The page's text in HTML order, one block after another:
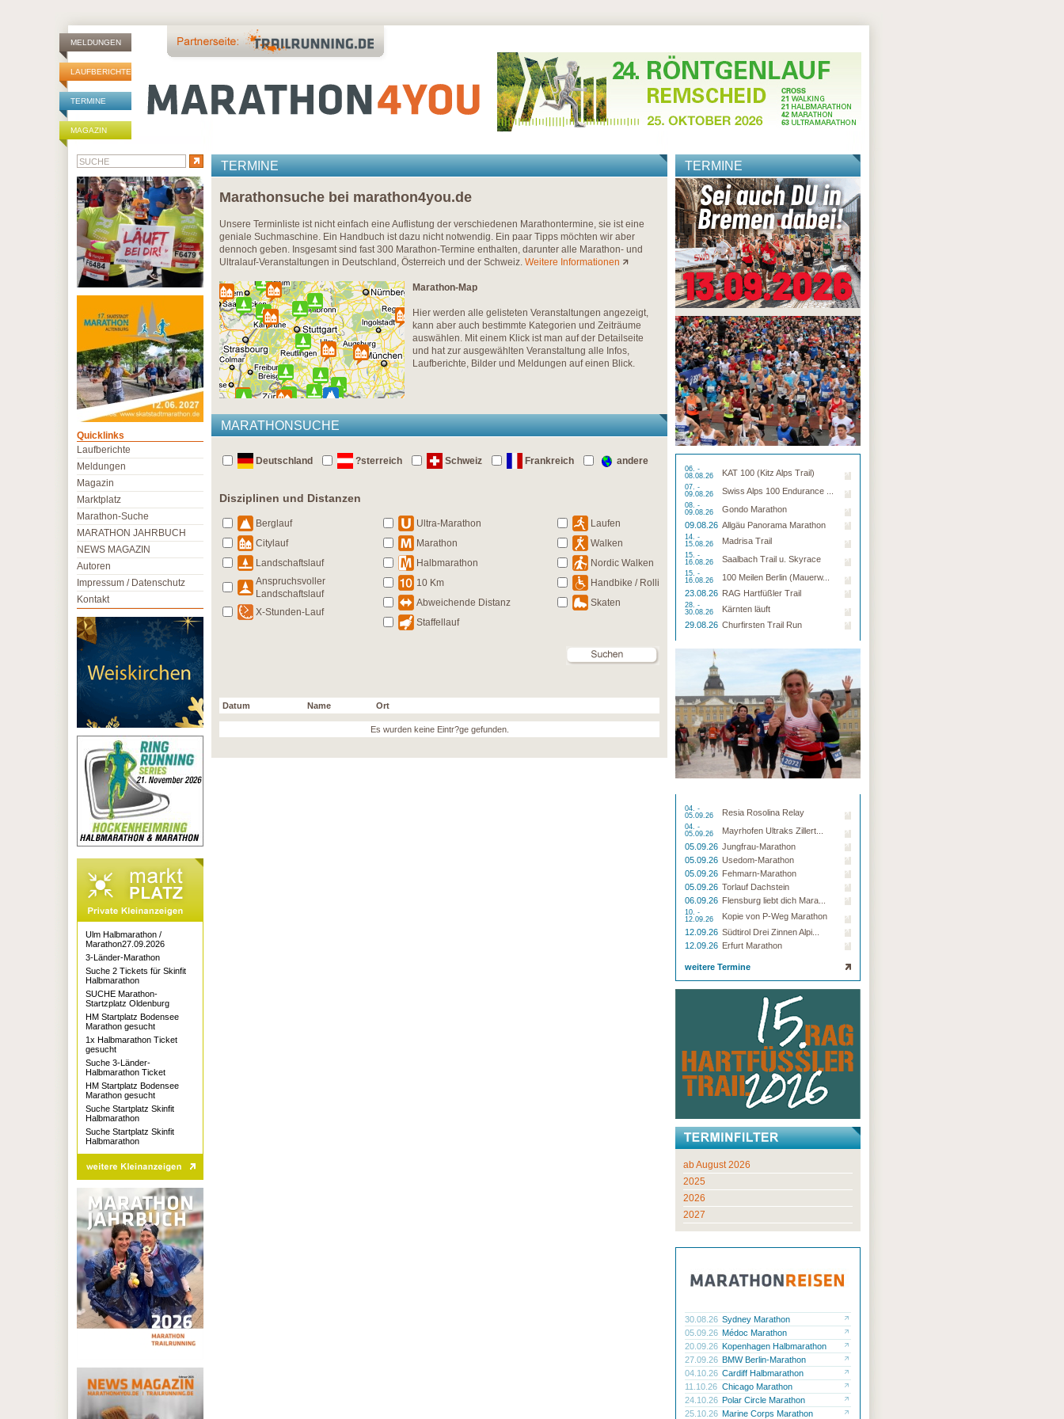
MELDUNGEN
LAUFBERICHTE
TERMINE
MAGAZIN
TERMINE
Marathonsuche bei marathon4you.de
Unsere Terminliste ist nicht einfach eine Auflistung der verschiedenen Marathontermine, sie ist eine
geniale Suchmaschine. Ein Handbuch ist dazu nicht notwendig. Ein paar Tipps möchten wir aber
dennoch geben. Insgesamt sind fast 300 Marathon-Termine enthalten, darunter alle Marathon- und
Ultralauf-Veranstaltungen in Deutschland, Österreich und der Schweiz. Weitere Informationen
Marathon-Map
Hier werden alle gelisteten Veranstaltungen angezeigt,
kann aber auch bestimmte Kategorien und Zeiträume
auswählen. Mit einem Klick ist man auf der Detailseite
und hat zur ausgewählten Veranstaltung alle Infos,
Laufberichte, Bilder und Meldungen auf einen Blick.
MARATHONSUCHE
Deutschland ?sterreich Schweiz Frankreich andere
Disziplinen und Distanzen
Berglauf
Citylauf
Landschaftslauf
Anspruchsvoller
Landschaftslauf
X-Stunden-Lauf
Ultra-Marathon
Marathon
Halbmarathon
10 Km
Abweichende Distanz
Staffellauf
Laufen
Walken
Nordic Walken
Handbike / Rolli
Skaten
Datum Name Ort
Es wurden keine Eintr?ge gefunden.
TERMINE
06. -
08.08.26
KAT 100 (Kitz Alps Trail)
07. -
09.08.26
Swiss Alps 100 Endurance ...
08. -
09.08.26
Gondo Marathon
09.08.26 Allgäu Panorama Marathon
14. -
15.08.26
Madrisa Trail
15. -
16.08.26
Saalbach Trail u. Skyrace
15. -
16.08.26
100 Meilen Berlin (Mauerw...
23.08.26 RAG Hartfüßler Trail
28. -
30.08.26
Kärnten läuft
29.08.26 Churfirsten Trail Run
04. -
05.09.26
Resia Rosolina Relay
04. -
05.09.26
Mayrhofen Ultraks Zillert...
05.09.26 Jungfrau-Marathon
05.09.26 Usedom-Marathon
05.09.26 Fehmarn-Marathon
05.09.26 Torlauf Dachstein
06.09.26 Flensburg liebt dich Mara...
10. -
12.09.26
Kopie von P-Weg Marathon
12.09.26 Südtirol Drei Zinnen Alpi...
12.09.26 Erfurt Marathon
weitere Termine
ab August 2026
2025
2026
2027
30.08.26 Sydney Marathon
05.09.26 Médoc Marathon
20.09.26 Kopenhagen Halbmarathon
27.09.26 BMW Berlin-Marathon
04.10.26 Cardiff Halbmarathon
11.10.26 Chicago Marathon
24.10.26 Polar Circle Marathon
25.10.26 Marine Corps Marathon
Quicklinks
Laufberichte
Meldungen
Magazin
Marktplatz
Marathon-Suche
MARATHON JAHRBUCH
NEWS MAGAZIN
Autoren
Impressum / Datenschutz
Kontakt
Ulm Halbmarathon /
Marathon27.09.2026
3-Länder-Marathon
Suche 2 Tickets für Skinfit
Halbmarathon
SUCHE Marathon-
Startzplatz Oldenburg
HM Startplatz Bodensee
Marathon gesucht
1x Halbmarathon Ticket
gesucht
Suche 3-Länder-
Halbmarathon Ticket
HM Startplatz Bodensee
Marathon gesucht
Suche Startplatz Skinfit
Halbmarathon
Suche Startplatz Skinfit
Halbmarathon